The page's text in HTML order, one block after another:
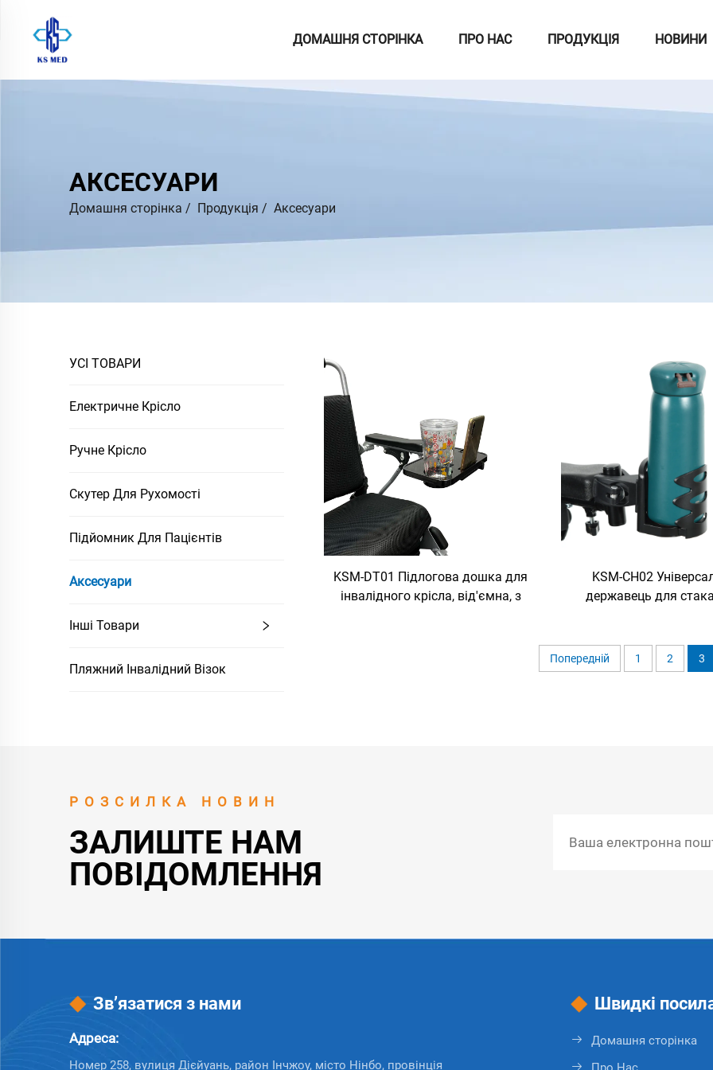
ДОМАШНЯ СТОРІНКА ПРО НАС ПРОДУКЦІЯ НОВИНИ
АКСЕСУАРИ
Домашня сторінка / Продукція / Аксесуари
УСІ ТОВАРИ
Електричне Крісло
Ручне Крісло
Скутер Для Рухомості
Підйомник Для Пацієнтів
Аксесуари
Інші Товари
Пляжний Інвалідний Візок
KSM-DT01 Підлогова дошка для
інвалідного крісла, від'ємна, з
KSM-CH02
державець для
колясок, інвалідних
ходочок, велосипедів
Попередній 1 2 3
РОЗСИЛКА НОВИН
ЗАЛИШТЕ НАМ
ПОВІДОМЛЕННЯ
Зв’язатися з нами
Адреса:
Номер 258, вулиця Дієйуань, район Інчжоу, місто Нінбо, провінція
Швидкі
Домашня сторінка